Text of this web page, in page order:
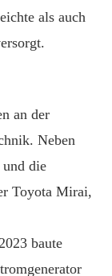
als auch
an der
Neben
die
Toyota Mirai,
baute